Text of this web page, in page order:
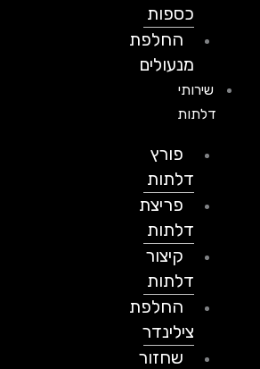
כספות
החלפת
מנעולים
שירותי
דלתות
פורץ
דלתות
פריצת
דלתות
קיצור
דלתות
החלפת
צילינדר
שחזור